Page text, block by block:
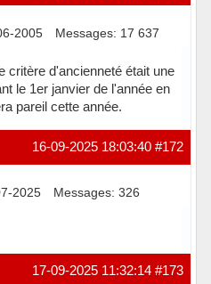
2005 Messages: 17 637
critère d'ancienneté était une
le 1er janvier de l'année en
pareil cette année.
#172
16-09-2025 18:03:40
2025 Messages: 326
#173
17-09-2025 11:32:14